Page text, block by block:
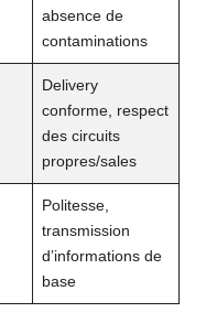
absence de
contaminations
Delivery
conforme, respect
des circuits
propres/sales
Politesse,
transmission
d’informations de
base